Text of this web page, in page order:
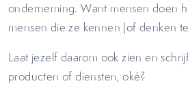
onderneming. Want mensen doen
mensen die ze kennen (of denken
Laat jezelf daarom ook zien en
producten of diensten, oké?